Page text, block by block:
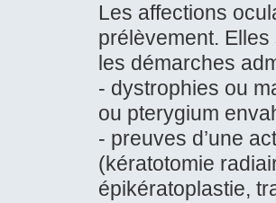
Les affections
prélèvement.
les démarches
- dystrophies ou
ou pterygium
- preuves d’une
(kératotomie
épikératoplastie,